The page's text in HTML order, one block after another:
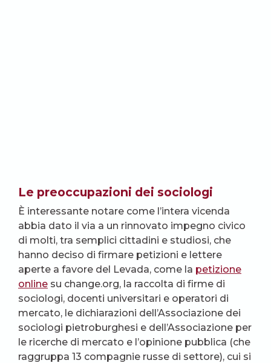
Le preoccupazioni dei sociologi
È interessante notare come l’intera vicenda
abbia dato il via a un rinnovato impegno civico
di molti, tra semplici cittadini e studiosi, che
hanno deciso di firmare petizioni e lettere
aperte a favore del Levada, come la petizione
online su change.org, la raccolta di firme di
sociologi, docenti universitari e operatori di
mercato, le dichiarazioni dell’Associazione dei
sociologi pietroburghesi e dell’Associazione per
le ricerche di mercato e l’opinione pubblica (che
raggruppa 13 compagnie russe di settore), cui si